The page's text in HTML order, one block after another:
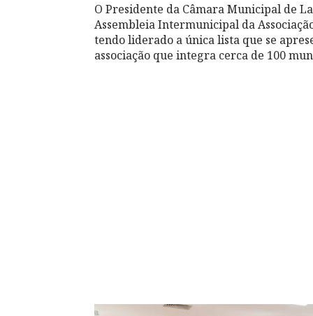
O Presidente da Câmara Municipal de
Assembleia Intermunicipal da
tendo liderado a única lista que se
associação que integra cerca de 100